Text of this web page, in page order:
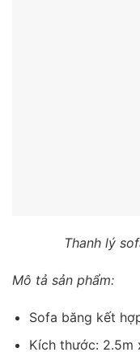
Thanh lý
Mô tả sản phẩm:
Sofa băng kết
Kích thước: 2.5m